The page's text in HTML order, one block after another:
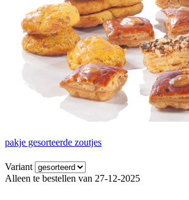
pakje gesorteerde zoutjes
Variant
Alleen te bestellen van 27-12-2025